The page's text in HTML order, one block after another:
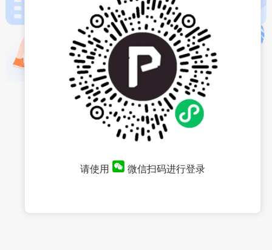
请使用 微信扫码进行登录